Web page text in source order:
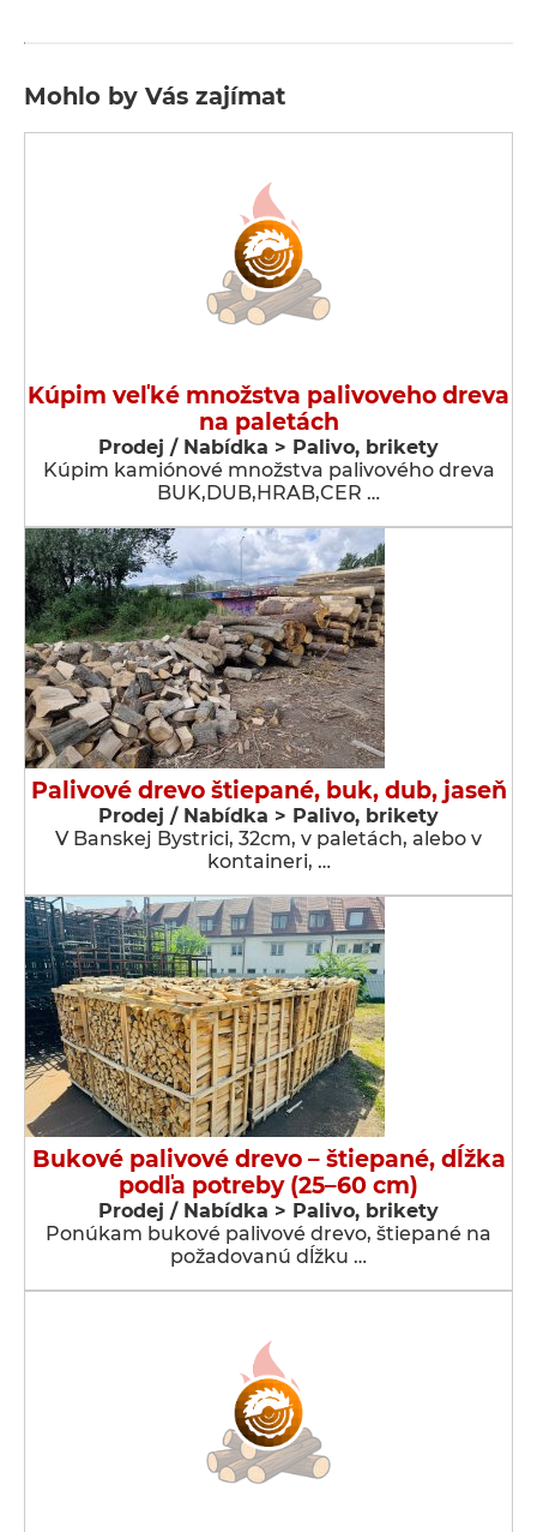
Mohlo by Vás zajímat
Kúpim veľké množstva palivoveho dreva
na paletách
Prodej / Nabídka > Palivo, brikety
Kúpim kamiónové množstva palivového dreva
BUK,DUB,HRAB,CER …
Palivové drevo štiepané, buk, dub, jaseň
Prodej / Nabídka > Palivo, brikety
V Banskej Bystrici, 32cm, v paletách, alebo v
kontaineri, …
Bukové palivové drevo – štiepané, dĺžka
podľa potreby (25–60 cm)
Prodej / Nabídka > Palivo, brikety
Ponúkam bukové palivové drevo, štiepané na
požadovanú dĺžku …